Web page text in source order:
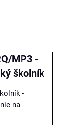
MP3 -
školník
-
na